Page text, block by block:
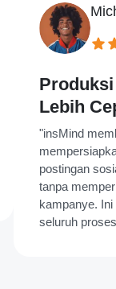
Michael
Cepat
membantu
sosial, dan
memperlambat
Ini
proses kreatif."